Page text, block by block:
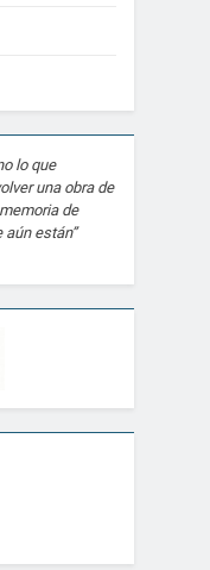
lo que
una obra de
de
están”